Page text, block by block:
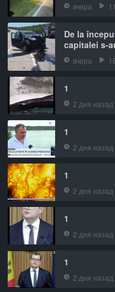
вчера 11
De la
capitalei s-
вчера
1
2 дня назад
1
2 дня назад
1
2 дня назад
1
2 дня назад
1
2 дня назад